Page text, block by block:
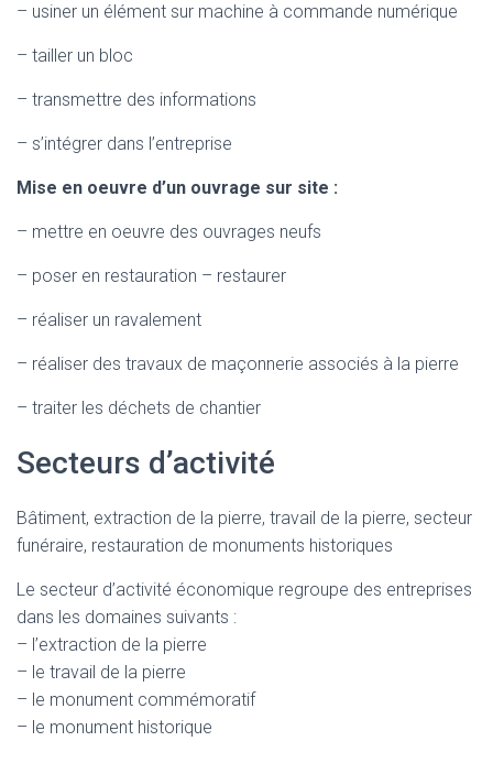
– usiner un élément sur machine à commande numérique
– tailler un bloc
– transmettre des informations
– s’intégrer dans l’entreprise
Mise en oeuvre d’un ouvrage sur site :
– mettre en oeuvre des ouvrages neufs
– poser en restauration – restaurer
– réaliser un ravalement
– réaliser des travaux de maçonnerie associés à la pierre
– traiter les déchets de chantier
Secteurs d’activité
Bâtiment, extraction de la pierre, travail de la pierre, secteur
funéraire, restauration de monuments historiques
Le secteur d’activité économique regroupe des entreprises
dans les domaines suivants :
– l’extraction de la pierre
– le travail de la pierre
– le monument commémoratif
– le monument historique